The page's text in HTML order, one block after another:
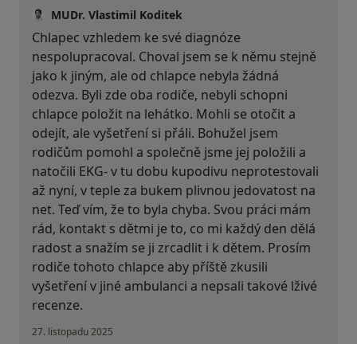
MUDr. Vlastimil Koditek
Chlapec vzhledem ke své diagnóze
nespolupracoval. Choval jsem se k němu stejně
jako k jiným, ale od chlapce nebyla žádná
odezva. Byli zde oba rodiče, nebyli schopni
chlapce položit na lehátko. Mohli se otočit a
odejít, ale vyšetření si přáli. Bohužel jsem
rodičům pomohl a společně jsme jej položili a
natočili EKG- v tu dobu kupodivu neprotestovali
až nyní, v teple za bukem plivnou jedovatost na
net. Teď vím, že to byla chyba. Svou práci mám
rád, kontakt s dětmi je to, co mi každý den dělá
radost a snažím se ji zrcadlit i k dětem. Prosím
rodiče tohoto chlapce aby příště zkusili
vyšetření v jiné ambulanci a nepsali takové lživé
recenze.
27. listopadu 2025